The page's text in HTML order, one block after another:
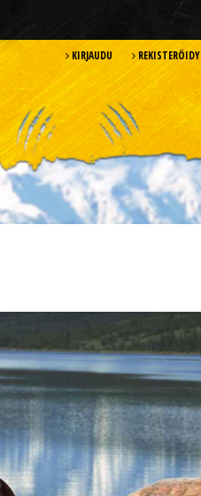
KIRJAUDU REKISTERÖIDY